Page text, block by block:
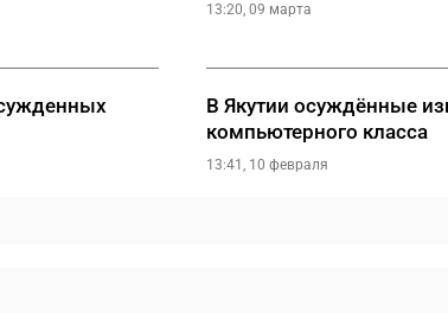
13:20, 09 марта
В Якутии осуждённые
компьютерного класса
13:41, 10 февраля